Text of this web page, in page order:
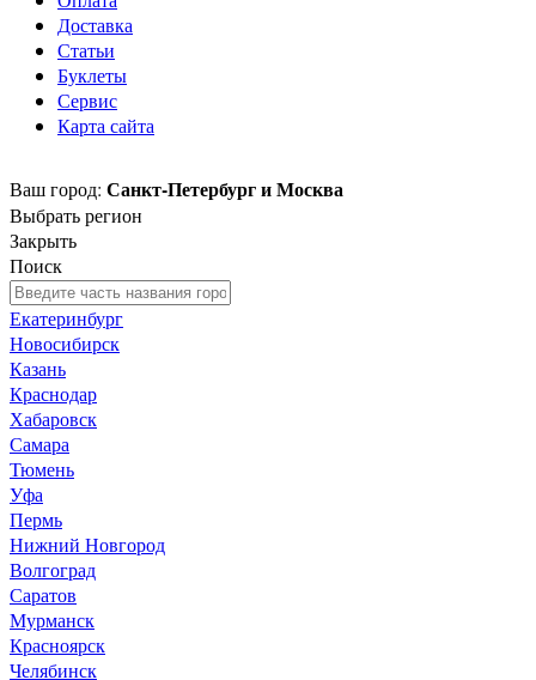
Доставка
Статьи
Буклеты
Сервис
Карта сайта
Ваш город: Санкт-Петербург и Москва
Выбрать регион
Закрыть
Поиск
Екатеринбург
Новосибирск
Казань
Краснодар
Хабаровск
Самара
Тюмень
Уфа
Пермь
Нижний Новгород
Волгоград
Саратов
Мурманск
Красноярск
Челябинск